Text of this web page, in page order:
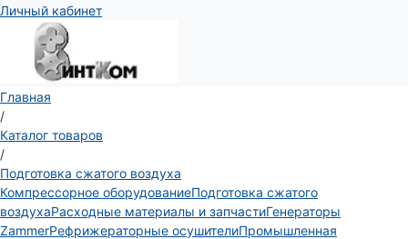
Личный кабинет
Главная
/
Каталог товаров
/
Подготовка сжатого воздуха
Компрессорное оборудованиеПодготовка сжатого
воздухаРасходные материалы и запчастиГенераторы
ZammerРефрижераторные осушителиПромышленная